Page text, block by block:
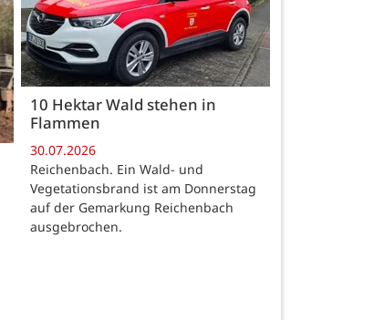
10 Hektar Wald stehen in
Flammen
30.07.2026
Reichenbach. Ein Wald- und
Vegetationsbrand ist am Donnerstag
auf der Gemarkung Reichenbach
ausgebrochen.